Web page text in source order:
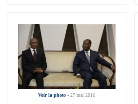
Voir la photo - 27 mai 2016